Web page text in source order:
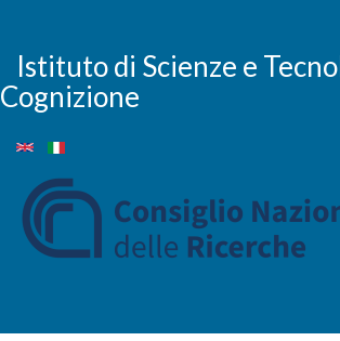
contenuto
principale
Istituto di Scienze e
Cognizione